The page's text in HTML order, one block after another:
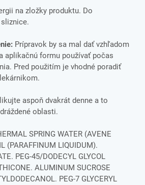
na zložky produktu. Do
Prípravok by sa mal dať vzhľadom
aplikačnú formu používať počas
Pred použitím je vhodné poradiť
aspoň dvakrát denne a to
oblasti.
SPRING WATER (AVENE
(PARAFFINUM LIQUIDUM).
PEG-45/DODECYL GLYCOL
ALUMINUM SUCROSE
PEG-7 GLYCERYL